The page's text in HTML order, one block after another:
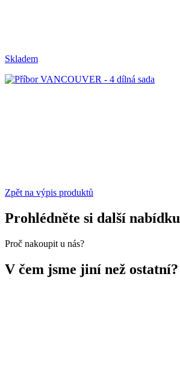
Skladem
Zpět na výpis produktů
Prohlédněte si další nabídku
Proč nakoupit u nás?
V čem jsme jiní než ostatní?